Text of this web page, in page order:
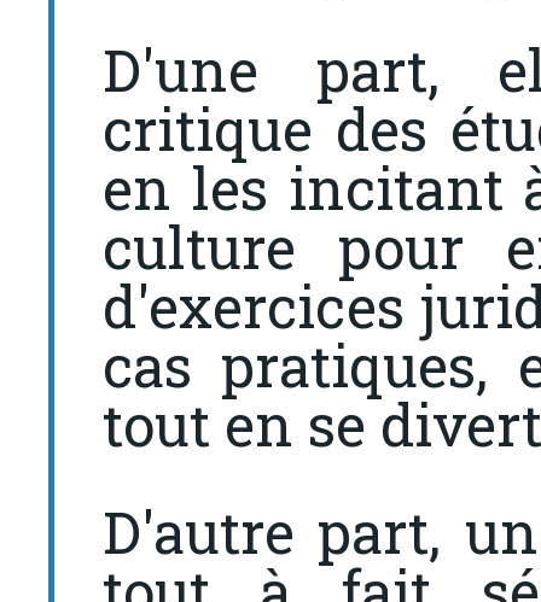
D'une part,
critique des
en les incitant
culture pour
d'exercices
cas pratiques,
tout en se
D'autre part,